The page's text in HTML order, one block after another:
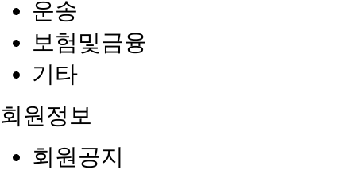
운송
보험및금융
기타
회원정보
회원공지